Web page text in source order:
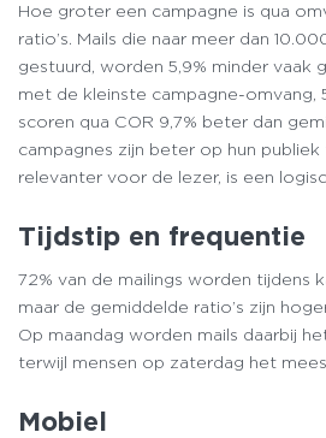
Hoe groter een campagne is qua
ratio’s. Mails die naar meer dan
gestuurd, worden 5,9% minder vaak
met de kleinste campagne-omvang,
scoren qua COR 9,7% beter dan
campagnes zijn beter op hun
relevanter voor de lezer, is een
Tijdstip en frequentie
72% van de mailings worden tijdens
maar de gemiddelde ratio’s zijn
Op maandag worden mails daarbij
terwijl mensen op zaterdag het
Mobiel